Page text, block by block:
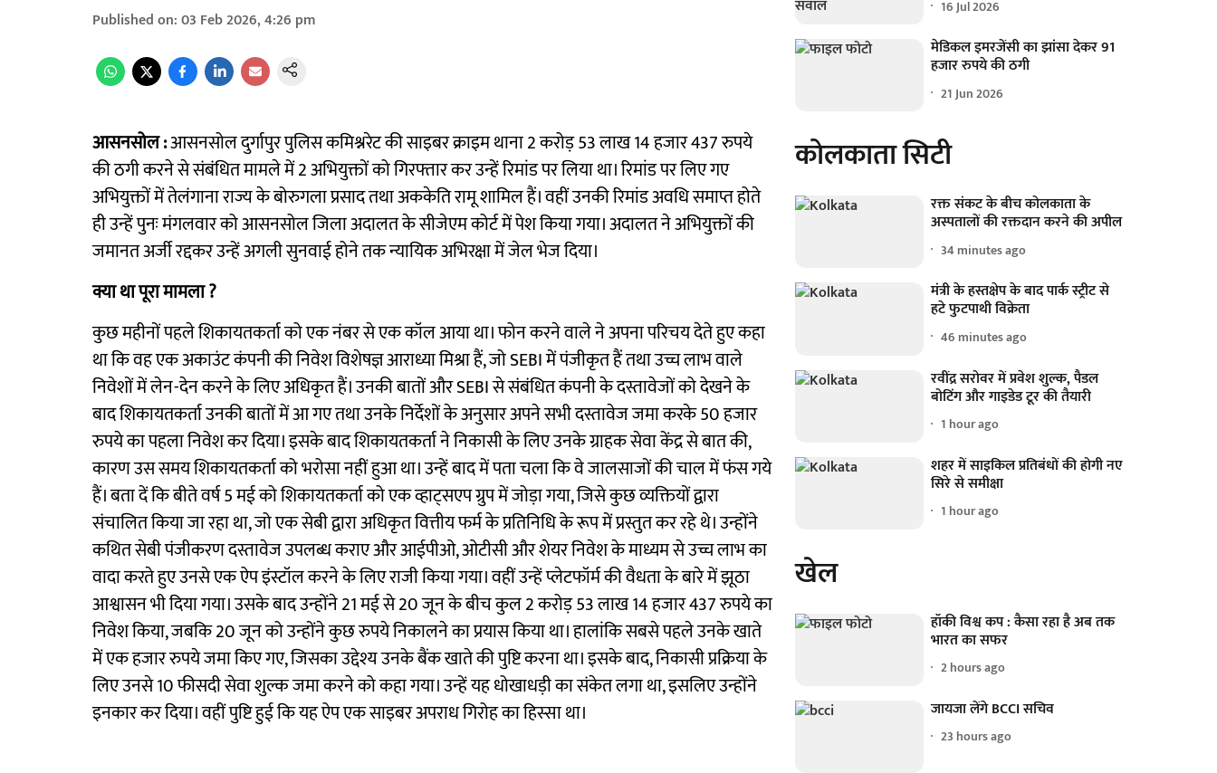
Published on:03 Feb 2026, 4:26 pm
आसनसोल :आसनसोल दुर्गापुर पुलिस कमिश्नरेट की साइबर क्राइम थाना 2 करोड़ 53 लाख 14 हजार 437 रुपये
की ठगी करने से संबंधित मामले में 2 अभियुक्तों को गिरफ्तार कर उन्हें रिमांड पर लिया था। रिमांड पर लिए गए
अभियुक्तों में तेलंगाना राज्य के बोरुगला प्रसाद तथा अककेति रामू शामिल हैं। वहीं उनकी रिमांड अवधि समाप्त होते
ही उन्हें पुनः मंगलवार को आसनसोल जिला अदालत के सीजेएम कोर्ट में पेश किया गया। अदालत ने अभियुक्तों की
जमानत अर्जी रद्दकर उन्हें अगली सुनवाई होने तक न्यायिक अभिरक्षा में जेल भेज दिया।
क्या था पूरा मामला ?
कुछ महीनों पहले शिकायतकर्ता को एक नंबर से एक कॉल आया था। फोन करने वाले ने अपना परिचय देते हुए कहा
था कि वह एक अकाउंट कंपनी की निवेश विशेषज्ञ आराध्या मिश्रा हैं, जो SEBI में पंजीकृत हैं तथा उच्च लाभ वाले
निवेशों में लेन-देन करने के लिए अधिकृत हैं। उनकी बातों और SEBI से संबंधित कंपनी के दस्तावेजों को देखने के
बाद शिकायतकर्ता उनकी बातों में आ गए तथा उनके निर्देशों के अनुसार अपने सभी दस्तावेज जमा करके 50 हजार
रुपये का पहला निवेश कर दिया। इसके बाद शिकायतकर्ता ने निकासी के लिए उनके ग्राहक सेवा केंद्र से बात की,
कारण उस समय शिकायतकर्ता को भरोसा नहीं हुआ था। उन्हें बाद में पता चला कि वे जालसाजों की चाल में फंस गये
हैं। बता दें कि बीते वर्ष 5 मई को शिकायतकर्ता को एक व्हाट्सएप ग्रुप में जोड़ा गया, जिसे कुछ व्यक्तियों द्वारा
संचालित किया जा रहा था, जो एक सेबी द्वारा अधिकृत वित्तीय फर्म के प्रतिनिधि के रूप में प्रस्तुत कर रहे थे। उन्होंने
कथित सेबी पंजीकरण दस्तावेज उपलब्ध कराए और आईपीओ, ओटीसी और शेयर निवेश के माध्यम से उच्च लाभ का
वादा करते हुए उनसे एक ऐप इंस्टॉल करने के लिए राजी किया गया। वहीं उन्हें प्लेटफॉर्म की वैधता के बारे में झूठा
आश्वासन भी दिया गया। उसके बाद उन्होंने 21 मई से 20 जून के बीच कुल 2 करोड़ 53 लाख 14 हजार 437 रुपये का
निवेश किया, जबकि 20 जून को उन्होंने कुछ रुपये निकालने का प्रयास किया था। हालांकि सबसे पहले उनके खाते
में एक हजार रुपये जमा किए गए, जिसका उद्देश्य उनके बैंक खाते की पुष्टि करना था। इसके बाद, निकासी प्रक्रिया के
लिए उनसे 10 फीसदी सेवा शुल्क जमा करने को कहा गया। उन्हें यह धोखाधड़ी का संकेत लगा था, इसलिए उन्होंने
इनकार कर दिया। वहीं पुष्टि हुई कि यह ऐप एक साइबर अपराध गिरोह का हिस्सा था।
16 Jul 2026
मेडिकल इमरजेंसी का झांसा देकर 91
हजार रुपये की ठगी
21 Jun 2026
कोलकाता सिटी
रक्त संकट के बीच कोलकाता के
अस्पतालों की रक्तदान करने की अपील
34 minutes ago
मंत्री के हस्तक्षेप के बाद पार्क स्ट्रीट से
हटे फुटपाथी विक्रेता
46 minutes ago
रवींद्र सरोवर में प्रवेश शुल्क, पैडल
बोटिंग और गाइडेड टूर की तैयारी
1 hour ago
शहर में साइकिल प्रतिबंधों की होगी नए
सिरे से समीक्षा
1 hour ago
खेल
हॉकी विश्व कप : कैसा रहा है अब तक
भारत का सफर
2 hours ago
जायजा लेंगे BCCI सचिव
23 hours ago